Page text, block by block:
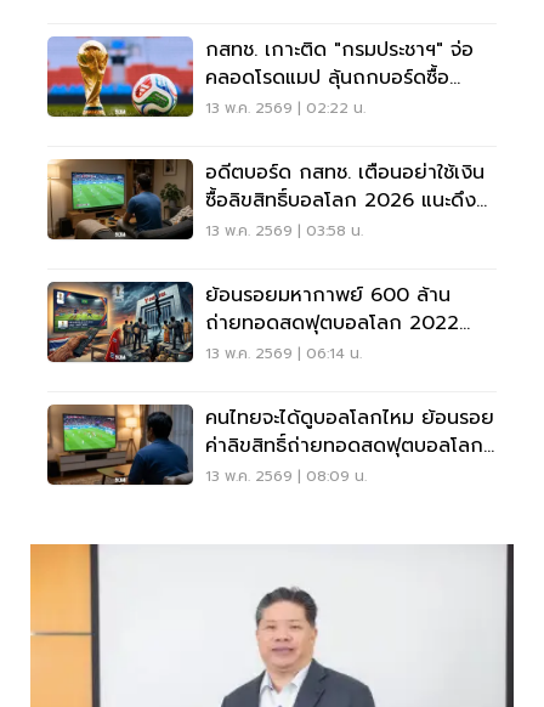
กสทช. เกาะติด "กรมประชาฯ" จ่อ
คลอดโรดแมป ลุ้นถกบอร์ดซื้อ
ลิขสิทธิ์บอลโลก 2026
13 พ.ค. 2569 | 02:22 น.
อดีตบอร์ด กสทช. เตือนอย่าใช้เงิน
ซื้อลิขสิทธิ์บอลโลก 2026 แนะดึง
เงินกองทุนกีฬาฯ แทน
13 พ.ค. 2569 | 03:58 น.
ย้อนรอยมหากาพย์ 600 ล้าน
ถ่ายทอดสดฟุตบอลโลก 2022
จากจอดำ สู่รอยร้าวใน กสทช.
13 พ.ค. 2569 | 06:14 น.
คนไทยจะได้ดูบอลโลกไหม ย้อนรอย
ค่าลิขสิทธิ์ถ่ายทอดสดฟุตบอลโลก
FIFA World Cup
13 พ.ค. 2569 | 08:09 น.